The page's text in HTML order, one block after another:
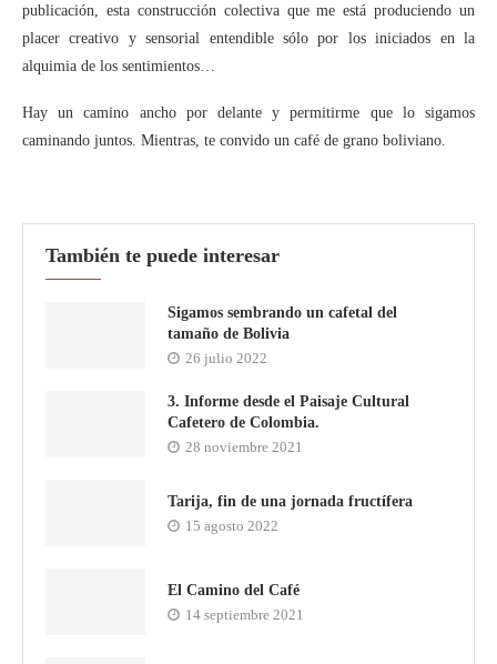
publicación, esta construcción colectiva que me está produciendo un
placer creativo y sensorial entendible sólo por los iniciados en la
alquimia de los sentimientos…
Hay un camino ancho por delante y permitirme que lo sigamos
caminando juntos. Mientras, te convido un café de grano boliviano.
También te puede interesar
Sigamos sembrando un cafetal del
tamaño de Bolivia
26 julio 2022
3. Informe desde el Paisaje Cultural
Cafetero de Colombia.
28 noviembre 2021
Tarija, fin de una jornada fructífera
15 agosto 2022
El Camino del Café
14 septiembre 2021